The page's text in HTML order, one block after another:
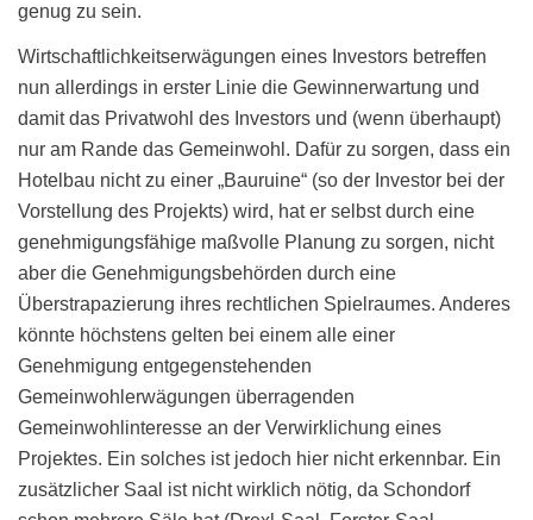
genug zu sein.
Wirtschaftlichkeitserwägungen eines Investors betreffen
nun allerdings in erster Linie die Gewinnerwartung und
damit das Privatwohl des Investors und (wenn überhaupt)
nur am Rande das Gemeinwohl. Dafür zu sorgen, dass ein
Hotelbau nicht zu einer „Bauruine“ (so der Investor bei der
Vorstellung des Projekts) wird, hat er selbst durch eine
genehmigungsfähige maßvolle Planung zu sorgen, nicht
aber die Genehmigungsbehörden durch eine
Überstrapazierung ihres rechtlichen Spielraumes. Anderes
könnte höchstens gelten bei einem alle einer
Genehmigung entgegenstehenden
Gemeinwohlerwägungen überragenden
Gemeinwohlinteresse an der Verwirklichung eines
Projektes. Ein solches ist jedoch hier nicht erkennbar. Ein
zusätzlicher Saal ist nicht wirklich nötig, da Schondorf